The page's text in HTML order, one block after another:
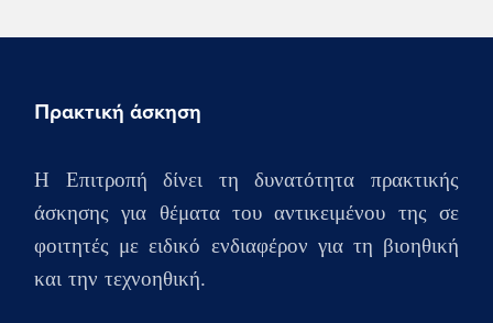
Πρακτική άσκηση
Η Επιτροπή δίνει τη δυνατότητα πρακτικής
άσκησης για θέματα του αντικειμένου της σε
φοιτητές με ειδικό ενδιαφέρον για τη βιοηθική
και την τεχνοηθική.